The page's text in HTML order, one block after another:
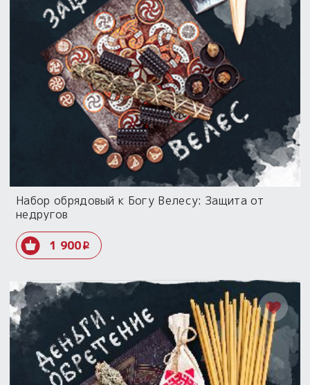
Набор обрядовый к Богу Велесу: Защита от
недругов
1 900i